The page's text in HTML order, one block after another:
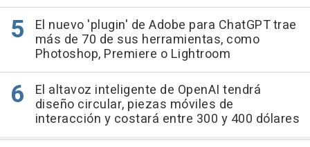
El nuevo 'plugin' de Adobe para ChatGPT trae
más de 70 de sus herramientas, como
Photoshop, Premiere o Lightroom
El altavoz inteligente de OpenAI tendrá
diseño circular, piezas móviles de
interacción y costará entre 300 y 400 dólares